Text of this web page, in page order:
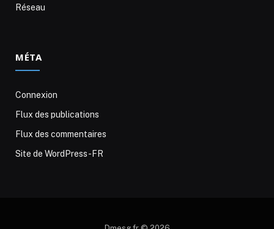
Réseau
MÉTA
Connexion
Flux des publications
Flux des commentaires
Site de WordPress-FR